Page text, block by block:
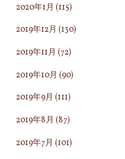
2020年1月 (115)
2019年12月 (130)
2019年11月 (72)
2019年10月 (90)
2019年9月 (111)
2019年8月 (87)
2019年7月 (101)